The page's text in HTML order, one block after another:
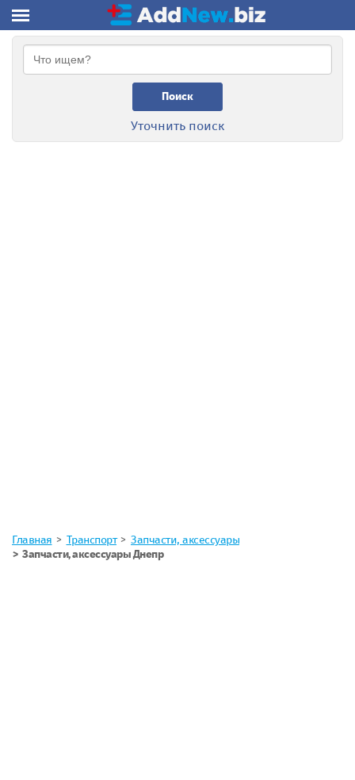
Поиск
Уточнить поиск
Главная Транспорт
Запчасти, аксессуары
Запчасти, аксессуары Днепр